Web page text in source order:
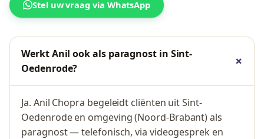
Stel uw vraag via WhatsApp
Werkt Anil ook als paragnost in Sint-
Oedenrode?
Ja. Anil Chopra begeleidt cliënten uit Sint-
Oedenrode en omgeving (Noord-Brabant) als
paragnost — telefonisch, via videogesprek en